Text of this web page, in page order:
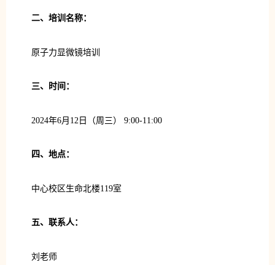
二、培训名称：
原子力显微镜培训
三、时间：
2024年6月12日（周三） 9:00-11:00
四、地点：
中心校区生命北楼119室
五、联系人：
刘老师